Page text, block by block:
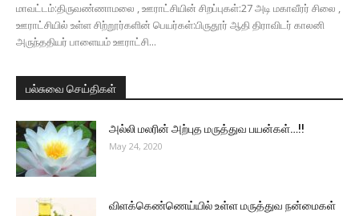
மாவட்டம்:திருவண்ணாமலை , ஊராட்சியின் சிறப்புகள்:27 அடி மகாவீரர் சிலை ,
ஊராட்சியில் உள்ள சிற்றூர்களின் பெயர்கள்:பிருதூர் ஆதி திராவிடர் காலனி
அருந்ததியர் பாளையம் ஊராட்சி...
பல்சுவை செய்திகள்
அல்லி மலரின் அற்புத மருத்துவ பயன்கள்…!!
May 24, 2020
விளக்கெண்ணெய்யில் உள்ள மருத்துவ நன்மைகள்